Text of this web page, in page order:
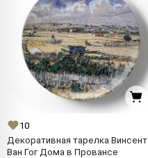
10
Декоративная тарелка Винсент
Ван Гог Дома в Провансе